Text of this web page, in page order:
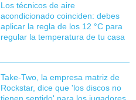
Los técnicos de aire
acondicionado coinciden: debes
aplicar la regla de los 12 °C para
regular la temperatura de tu casa
Take-Two, la empresa matriz de
Rockstar, dice que 'los discos no